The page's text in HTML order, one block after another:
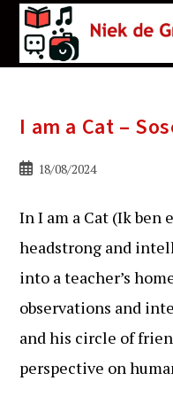
I am a Cat –
Bericht18/08/2024
In I am a Cat (Ik ben
headstrong and
into a teacher’s
observations and
and his circle of
perspective on